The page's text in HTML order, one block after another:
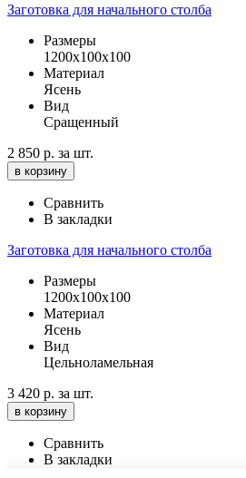
Заготовка для начального столба
Размеры
1200х100х100
Материал
Ясень
Вид
Сращенный
2 850 р. за шт.
в корзину
Сравнить
В закладки
Заготовка для начального столба
Размеры
1200х100х100
Материал
Ясень
Вид
Цельноламельная
3 420 р. за шт.
в корзину
Сравнить
В закладки